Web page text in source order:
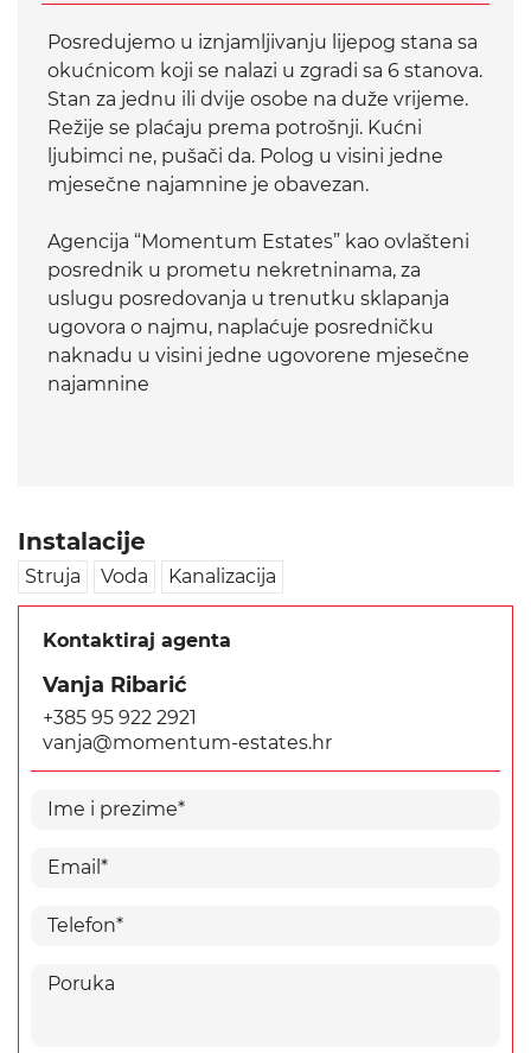
Posredujemo u iznjamljivanju lijepog stana sa
okućnicom koji se nalazi u zgradi sa 6 stanova.
Stan za jednu ili dvije osobe na duže vrijeme.
Režije se plaćaju prema potrošnji. Kućni
ljubimci ne, pušači da. Polog u visini jedne
mjesečne najamnine je obavezan.
Agencija “Momentum Estates” kao ovlašteni
posrednik u prometu nekretninama, za
uslugu posredovanja u trenutku sklapanja
ugovora o najmu, naplaćuje posredničku
naknadu u visini jedne ugovorene mjesečne
najamnine
Instalacije
Struja Voda Kanalizacija
Kontaktiraj agenta
Vanja Ribarić
+385 95 922 2921
vanja@momentum-estates.hr